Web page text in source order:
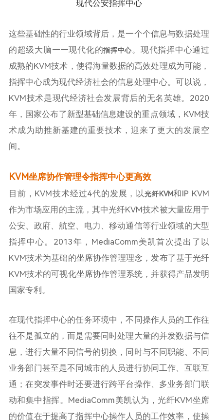
现代公安指挥中心
这些基础性的行业领域背后，是一个个信息与数据处理
的超级大脑——现代化的指挥中心。现代指挥中心通过
成熟的KVM技术，使得海量数据的高效处理成为可能，
指挥中心成为现代经济社会的信息处理中心。可以说，
KVM技术是现代经济社会发展背后的无名英雄。2020
年，国家公布了新型基础信息建设的重点领域，KVM技
术成为助推新基建的重要技术，迎来了更大的发展空
间。
KVM坐席协作管理令指挥中心更高效
目前，KVM技术经过4代的发展，以光纤KVM和IP KVM
作为市场应用的主流，其中光纤KVM技术被大量应用于
公安、政府、航空、电力、移动通信等行业领域的大型
指挥中心。2013年，MediaComm美凯首次提出了以
KVM技术为基础的坐席协作管理理念，发布了基于光纤
KVM技术的可视化坐席协作管理系统，并获得产品发明
国家专利。
在现代指挥中心的任务环境中，不同操作人员的工作往
往不是孤立的，而是需要同时处理大量的并发数据与信
息，进行大量不同信号的切换，同时与不同职能、不同
业务部门甚至是不同城市的人员进行协同工作、互联互
通；在突发事件时还要进行跨平台操作、多业务部门联
动和集中指挥。MediaComm美凯认为，光纤KVM坐席
的价值在于提高了指挥中心操作人员的工作效率，使操